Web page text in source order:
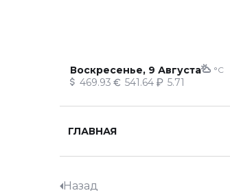
Воскресенье, 9 Августа °C
469.93 541.64 5.71
ГЛАВНАЯ
Назад